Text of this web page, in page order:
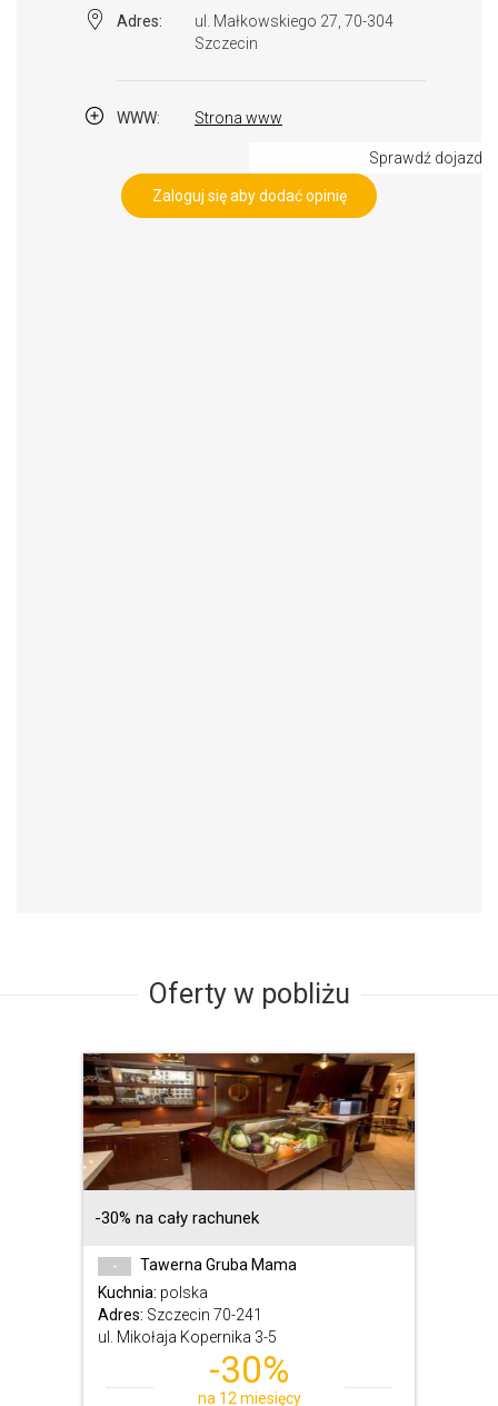
Adres:
ul. Małkowskiego 27, 70-304
Szczecin
WWW: Strona www
Sprawdź dojazd
Zaloguj się aby dodać opinię
Oferty w pobliżu
-30% na cały rachunek
-
Tawerna Gruba Mama
Kuchnia: polska
Adres: Szczecin 70-241
ul. Mikołaja Kopernika 3-5
-30%
na 12 miesięcy